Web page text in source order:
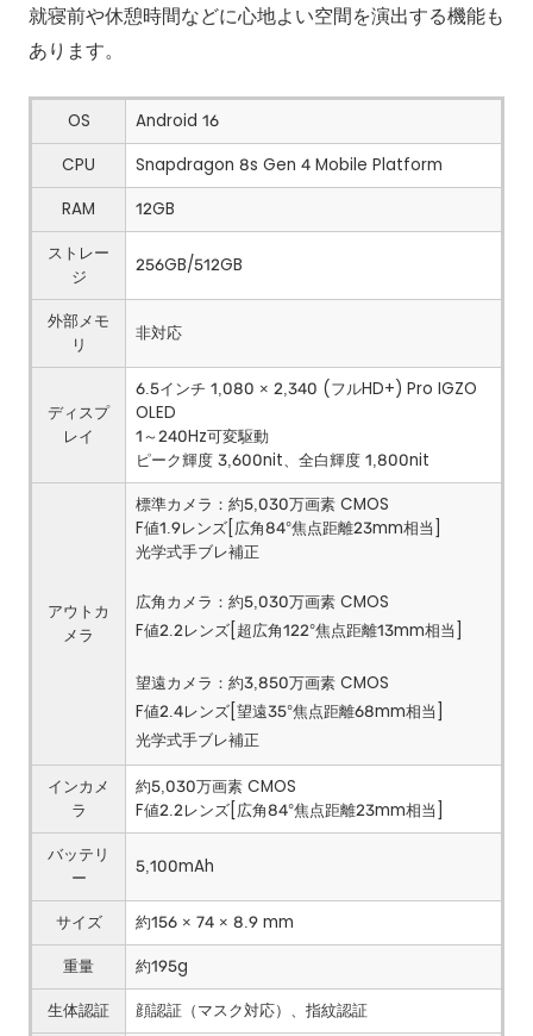
就寝前や休憩時間などに心地よい空間を演出する機能も
あります。
OS
Android 16
CPU
Snapdragon 8s Gen 4 Mobile Platform
RAM
12GB
ストレー
ジ
256GB/512GB
外部メモ
リ
非対応
ディスプ
レイ
6.5インチ 1,080 × 2,340 (フルHD+) Pro IGZO
OLED
1～240Hz可変駆動
ピーク輝度 3,600nit、全白輝度 1,800nit
アウトカ
メラ
標準カメラ：約5,030万画素 CMOS
F値1.9レンズ[広角84°焦点距離23mm相当]
光学式手ブレ補正
広角カメラ：約5,030万画素 CMOS
F値2.2レンズ[超広角122°焦点距離13mm相当]
望遠カメラ：約3,850万画素 CMOS
F値2.4レンズ[望遠35°焦点距離68mm相当]
光学式手ブレ補正
インカメ
ラ
約5,030万画素 CMOS
F値2.2レンズ[広角84°焦点距離23mm相当]
バッテリ
ー
5,100mAh
サイズ
約156 × 74 × 8.9 mm
重量
約195g
生体認証
顔認証（マスク対応）、指紋認証